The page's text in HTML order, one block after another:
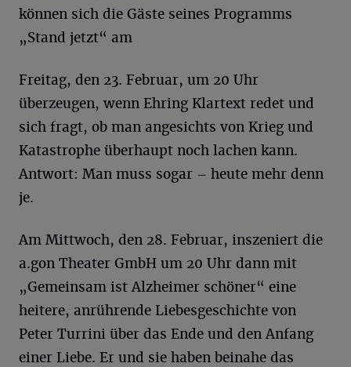
können sich die Gäste seines Programms
„Stand jetzt“ am
Freitag, den 23. Februar, um 20 Uhr
überzeugen, wenn Ehring Klartext redet und
sich fragt, ob man angesichts von Krieg und
Katastrophe überhaupt noch lachen kann.
Antwort: Man muss sogar – heute mehr denn
je.
Am Mittwoch, den 28. Februar, inszeniert die
a.gon Theater GmbH um 20 Uhr dann mit
„Gemeinsam ist Alzheimer schöner“ eine
heitere, anrührende Liebesgeschichte von
Peter Turrini über das Ende und den Anfang
einer Liebe. Er und sie haben beinahe das